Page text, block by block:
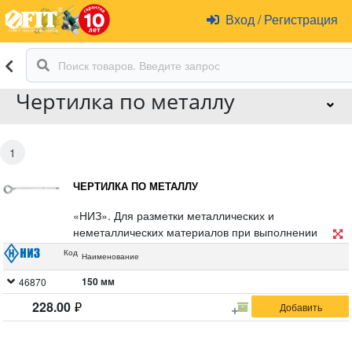
Вход /Регистрация
Чертилка по металлу
1
ЧЕРТИЛКА ПО МЕТАЛЛУ
«НИЗ». Для разметки металлических и
неметаллических материалов при выполнении
слесарных работ. Материал: ударопрочная
Код Наименование
46870 150 мм
228.00